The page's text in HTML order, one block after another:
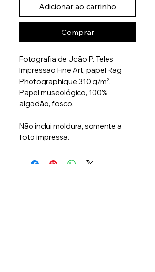
Adicionar ao carrinho
Comprar
Fotografia de João P. Teles
Impressão Fine Art, papel Rag
Photographique 310 g/m².
Papel museológico, 100%
algodão, fosco.
Não inclui moldura, somente a
foto impressa.